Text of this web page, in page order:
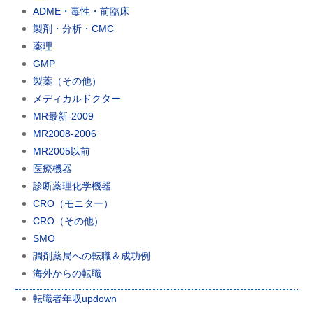
ADME・毒性・前臨床
製剤・分析・CMC
薬理
GMP
製薬（その他）
メディカルドクター
MR最新-2009
MR2008-2006
MR2005以前
医療機器
診断薬理化学機器
CRO（モニター）
CRO（その他）
SMO
調剤薬局への転職＆成功例
海外からの転職
転職者年収updown